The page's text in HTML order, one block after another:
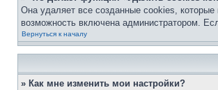
Она удаляет все созданные cookies,
возможность включена администратором.
Вернуться к началу
» Как мне изменить мои настройки?